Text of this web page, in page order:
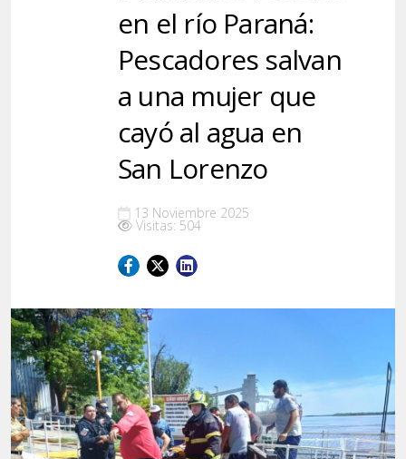
en el río Paraná:
Pescadores salvan
a una mujer que
cayó al agua en
San Lorenzo
13 Noviembre 2025
Visitas: 504